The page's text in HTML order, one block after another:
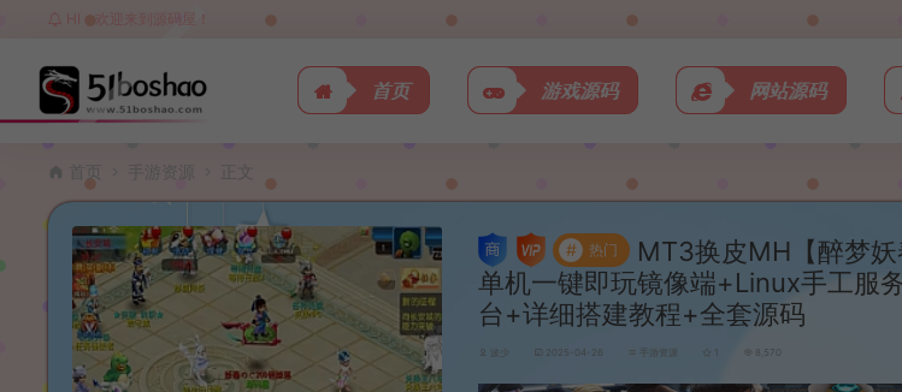
HI，欢迎来到源码屋！
首页 游戏源码 网站源码
首页 手游资源 正文
# 热门
MT3换皮MH【醉梦
单机一键即玩镜像端+Linux手工服
台+详细搭建教程+全套源码
波少 2025-04-26 手游资源 1 8,570